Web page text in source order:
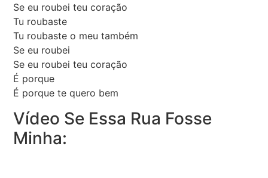
Se eu roubei teu coração
Tu roubaste
Tu roubaste o meu também
Se eu roubei
Se eu roubei teu coração
É porque
É porque te quero bem
Vídeo Se Essa Rua Fosse
Minha: